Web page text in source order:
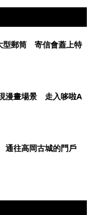
型郵筒 寄信會蓋上特
漫畫場景 走入哆啦A
通往高岡古城的門戶